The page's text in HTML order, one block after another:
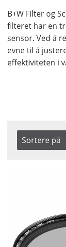
B+W Filter og
filteret har en
sensor. Ved å
evne til å
effektiviteten i
Sortere på